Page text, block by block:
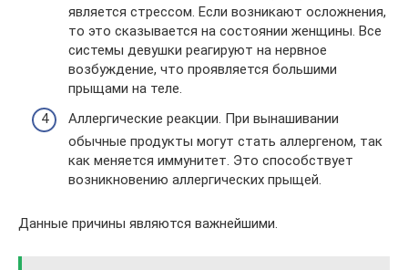
является стрессом. Если возникают осложнения,
то это сказывается на состоянии женщины. Все
системы девушки реагируют на нервное
возбуждение, что проявляется большими
прыщами на теле.
Аллергические реакции. При вынашивании
обычные продукты могут стать аллергеном, так
как меняется иммунитет. Это способствует
возникновению аллергических прыщей.
Данные причины являются важнейшими.